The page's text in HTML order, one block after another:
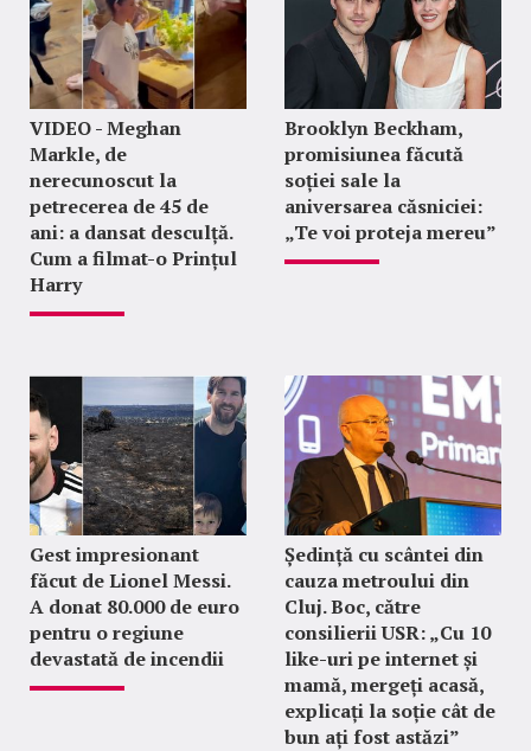
VIDEO - Meghan
Markle, de
nerecunoscut la
petrecerea de 45 de
ani: a dansat desculță.
Cum a filmat-o Prințul
Harry
Brooklyn Beckham,
promisiunea făcută
soției sale la
aniversarea căsniciei:
„Te voi proteja mereu”
Gest impresionant
făcut de Lionel Messi.
A donat 80.000 de euro
pentru o regiune
devastată de incendii
Ședință cu scântei din
cauza metroului din
Cluj. Boc, către
consilierii USR: „Cu 10
like-uri pe internet și
mamă, mergeți acasă,
explicați la soție cât de
bun ați fost astăzi”